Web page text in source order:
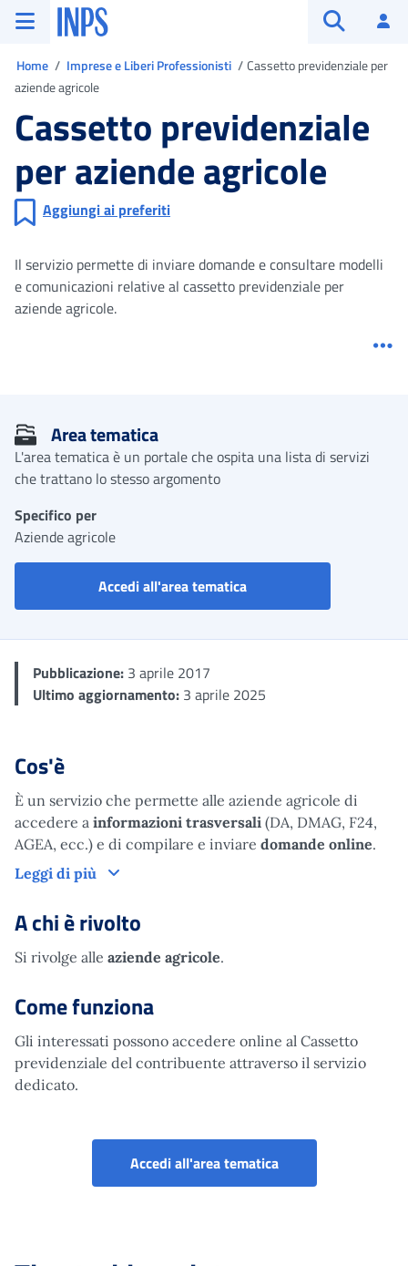
Vai al menu principale
Vai al contenuto principale
Vai al pie' di pagina
INPS ()
Home Imprese e Liberi Professionisti
Cassetto previdenziale per
aziende agricole
Cassetto previdenziale
per aziende agricole
Aggiungi ai preferiti
Il servizio permette di inviare domande e consultare modelli
e comunicazioni relative al cassetto previdenziale per
aziende agricole.
Area tematica
L'area tematica è un portale che ospita una lista di servizi
che trattano lo stesso argomento
Specifico per
Aziende agricole
Accedi all'area tematicaPortale aziende,
Pubblicazione: 3 aprile 2017
Ultimo aggiornamento: 3 aprile 2025
Cos'è
È un servizio che permette alle aziende agricole di
accedere a informazioni trasversali (DA, DMAG, F24,
AGEA, ecc.) e di compilare e inviare domande online.
Leggi di più
Cos'è
A chi è rivolto
Si rivolge alle aziende agricole.
Come funziona
Gli interessati possono accedere online al Cassetto
previdenziale del contribuente attraverso il servizio
dedicato.
Accedi all'area tematicaPortale aziende,